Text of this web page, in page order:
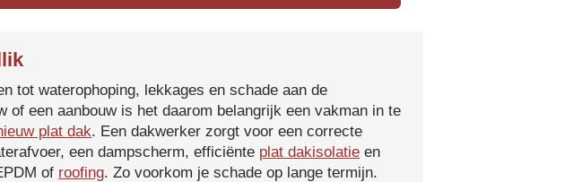
tot waterophoping, lekkages en schade aan de
of een aanbouw is het daarom belangrijk een vakman in te
plat dak. Een dakwerker zorgt voor een correcte
een dampscherm, efficiënte plat dakisolatie en
of roofing. Zo voorkom je schade op lange termijn.